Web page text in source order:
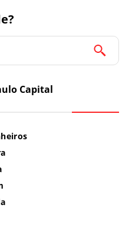
Capital